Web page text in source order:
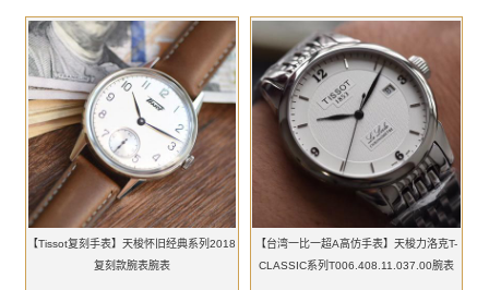
【Tissot复刻手表】天梭怀旧经典系列2018
复刻款腕表腕表
【台湾一比一超A高仿手表】天梭力洛克T-
CLASSIC系列T006.408.11.037.00腕表